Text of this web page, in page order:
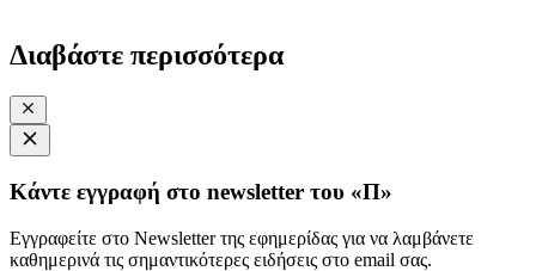
Διαβάστε περισσότερα
Κάντε εγγραφή στο newsletter του «Π»
Εγγραφείτε στο Newsletter της εφημερίδας για να λαμβάνετε
καθημερινά τις σημαντικότερες ειδήσεις στο email σας.